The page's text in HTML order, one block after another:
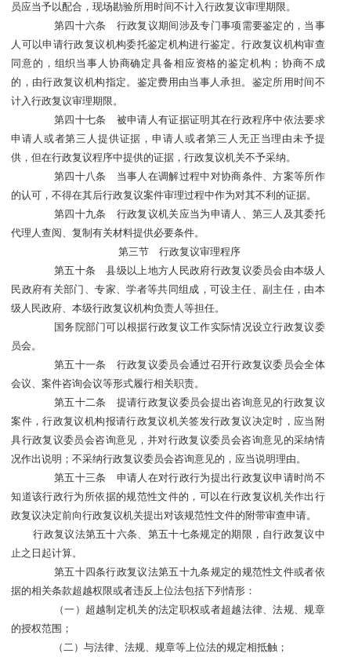
员应当予以配合，现场勘验所用时间不计入行政复议审理期限。
第四十六条 行政复议期间涉及专门事项需要鉴定的，当事
人可以申请行政复议机构委托鉴定机构进行鉴定。行政复议机构审查
同意的，组织当事人协商确定具备相应资格的鉴定机构；协商不成
的，由行政复议机构指定。鉴定费用由当事人承担。鉴定所用时间不
计入行政复议审理期限。
第四十七条 被申请人有证据证明其在行政程序中依法要求
申请人或者第三人提供证据，申请人或者第三人无正当理由未予提
供，但在行政复议程序中提供的证据，行政复议机关不予采纳。
第四十八条 当事人在调解过程中对协商条件、方案等所作
的认可，不得在其后行政复议案件审理过程中作为对其不利的证据。
第四十九条 行政复议机关应当为申请人、第三人及其委托
代理人查阅、复制有关材料提供必要条件。
第三节 行政复议审理程序
第五十条 县级以上地方人民政府行政复议委员会由本级人
民政府有关部门、专家、学者等共同组成，可设主任、副主任，由本
级人民政府、本级行政复议机构负责人等担任。
国务院部门可以根据行政复议工作实际情况设立行政复议委
员会。
第五十一条 行政复议委员会通过召开行政复议委员会全体
会议、案件咨询会议等形式履行相关职责。
第五十二条 提请行政复议委员会提出咨询意见的行政复议
案件，行政复议机构报请行政复议机关签发行政复议决定时，应当附
具行政复议委员会咨询意见，并对行政复议委员会咨询意见的采纳情
况作出说明；不采纳行政复议委员会咨询意见的，应当说明理由。
第五十三条 申请人在对行政行为提出行政复议申请时尚不
知道该行政行为所依据的规范性文件的，可以在行政复议机关作出行
政复议决定前向行政复议机关提出对该规范性文件的附带审查申请。
行政复议法第五十六条、第五十七条规定的期限，自行政复议中
止之日起计算。
第五十四条行政复议法第五十九条规定的规范性文件或者依
据的相关条款超越权限或者违反上位法包括下列情形：
（一）超越制定机关的法定职权或者超越法律、法规、规章
的授权范围；
（二）与法律、法规、规章等上位法的规定相抵触；